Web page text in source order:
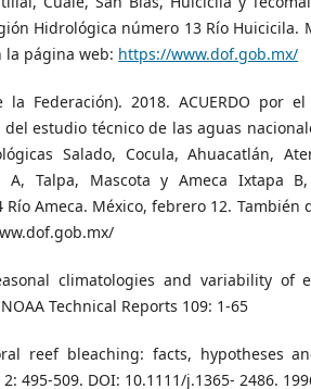
Hidrológica número 13 Río Huicicila.
la página web: https://www.dof.gob.mx/
la Federación). 2018. ACUERDO por
estudio técnico de las aguas
Salado, Cocula, Ahuacatlán,
A, Talpa, Mascota y Ameca Ixtapa
Ameca. México, febrero 12. También
climatologies and variability of
Technical Reports 109: 1-65
reef bleaching: facts, hypotheses
495-509. DOI: 10.1111/j.1365- 2486.